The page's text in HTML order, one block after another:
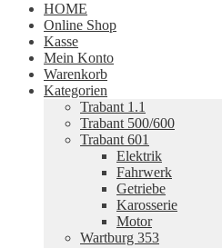
HOME
Online Shop
Kasse
Mein Konto
Warenkorb
Kategorien
Trabant 1.1
Trabant 500/600
Trabant 601
Elektrik
Fahrwerk
Getriebe
Karosserie
Motor
Wartburg 353